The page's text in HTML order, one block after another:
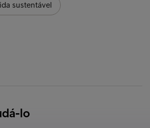
sustentável
lo